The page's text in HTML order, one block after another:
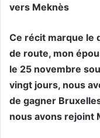
vers Meknès
​Ce récit marque le
de route, mon
le 25 novembre
vingt jours, nous
de gagner
nous avons rejoint